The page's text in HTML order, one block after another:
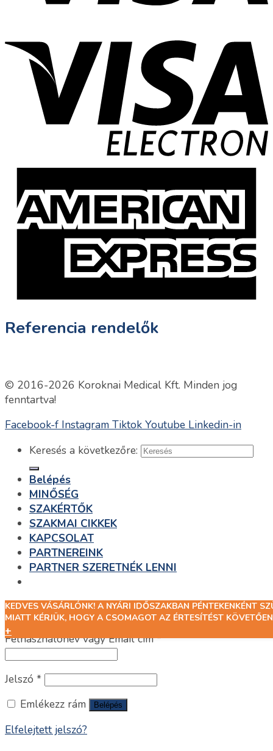
Referencia rendelők
© 2016-2026 Koroknai Medical Kft. Minden jog
fenntartva!
Facebook-f Instagram Tiktok Youtube Linkedin-in
Keresés a következőre:
Belépés
MINŐSÉG
SZAKÉRTŐK
SZAKMAI CIKKEK
KAPCSOLAT
PARTNEREINK
PARTNER SZERETNÉK LENNI
KEDVES VÁSÁRLÓNK! A NYÁRI IDŐSZAKBAN PÉNTEKENKÉNT
MIATT KÉRJÜK, HOGY A CSOMAGOT AZ ÉRTESÍTÉST
+
Belépés
Felhasználónév vagy Email cím*
Jelszó *
Emlékezz rám
Belépés
Elfelejtett jelszó?